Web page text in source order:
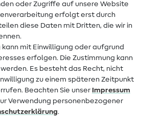
oder Zugriffe auf unsere Website
erfolgt erst durch
diese Daten mit Dritten, die wir in
mit Einwilligung oder aufgrund
erfolgen. Die Zustimmung kann
Es besteht das Recht, nicht
zu einem späteren Zeitpunkt
Beachten Sie unser Impressum
Verwendung personenbezogener
.